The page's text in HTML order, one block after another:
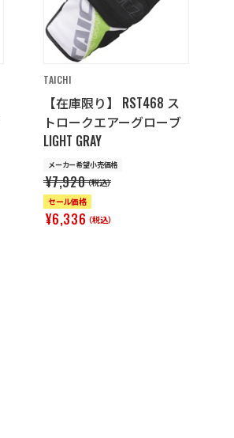
TAICHI
【在庫限り】 RST468 ス
トロークエアーグローブ
LIGHT GRAY
メーカー希望小売価格
¥7,920（税込）
セール価格
¥6,336（税込）